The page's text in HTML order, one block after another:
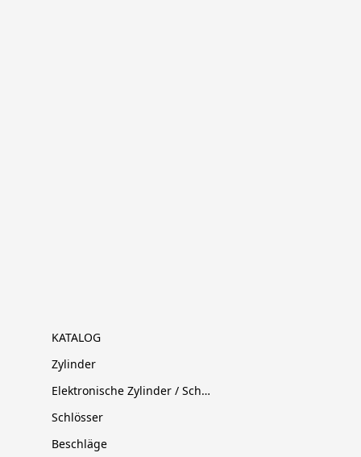
KATALOG
Zylinder
Elektronische Zylinder / Schließsysteme
Schlösser
Beschläge